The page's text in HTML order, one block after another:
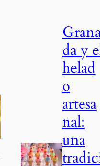
da y
helad
o
artesa
nal:
una